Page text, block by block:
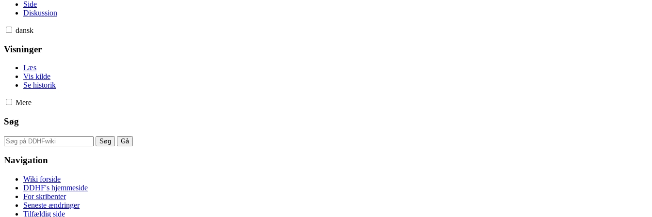
Side
Diskussion
dansk
Visninger
Læs
Vis kilde
Se historik
Mere
Søg
Navigation
Wiki forside
DDHF's hjemmeside
For skribenter
Seneste ændringer
Tilfældig side